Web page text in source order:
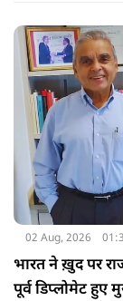
02 Aug, 2026
भारत ने ख़ुद पर
पूर्व डिप्लोमेट हुए